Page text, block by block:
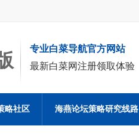
专业白菜导航官方网站
最新白菜网注册领取体验
略社区 海燕论坛策略研究线路